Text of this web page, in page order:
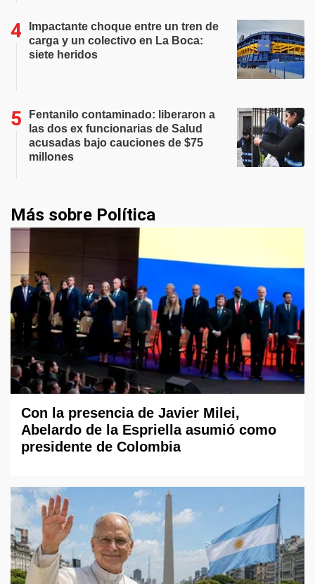
Impactante choque entre un tren de
carga y un colectivo en La Boca:
siete heridos
Fentanilo contaminado: liberaron a
las dos ex funcionarias de Salud
acusadas bajo cauciones de $75
millones
Más sobre Política
Con la presencia de Javier Milei,
Abelardo de la Espriella asumió como
presidente de Colombia